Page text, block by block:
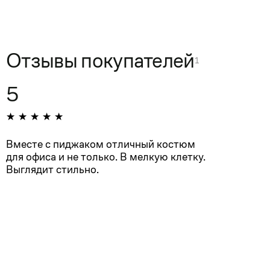
Отзывы покупателей1
5
Вместе с пиджаком отличный костюм
для офиса и не только. В мелкую клетку.
Выглядит стильно.